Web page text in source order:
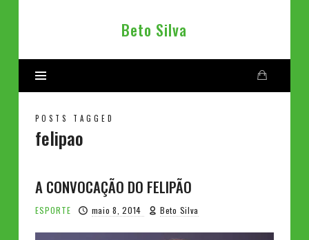
Beto
Beto Silva
POSTS TAGGED
felipao
A CONVOCAÇÃO DO FELIPÃO
ESPORTE maio 8, 2014 Beto Silva